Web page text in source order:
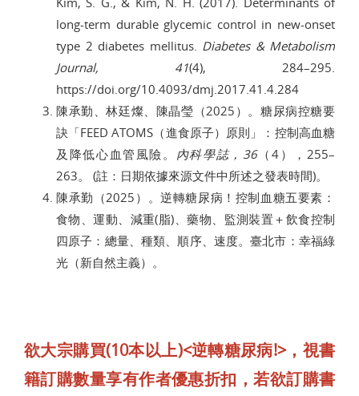
long-term durable glycemic control in new-onset
type 2 diabetes mellitus. Diabetes & Metabolism
Journal, 41(4), 284–295.
https://doi.org/10.4093/dmj.2017.41.4.284
陳承勤、林廷燦、陳晶瑩（2025）。糖尿病控糖要
訣「FEED ATOMS（進食原子）原則」：控制高血糖
及降低心血管風險。 內科學誌，36（4），255–
263。 (註：日期依據來源文件中所述之發表時間)。
陳承勤（2025）。逆轉糖尿病！控制血糖五要素：
食物、運動、減重(脂)、藥物、監測裝置＋飲食控制
四原子：總量、種類、順序、速度。臺北市：幸福綠
光（新自然主義）。
欲大宗購買(10本以上)<逆轉糖尿病!>，視書
籍訂購數量享有作者優惠折扣，若欲訂購書